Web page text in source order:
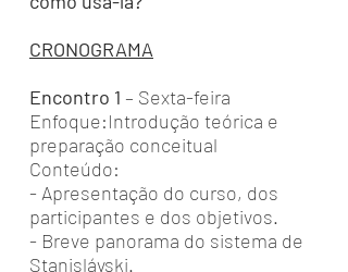
CRONOGRAMA
Encontro 1 – Sexta-feira
Enfoque:Introdução teórica e
preparação conceitual
Conteúdo:
- Apresentação do curso, dos
participantes e dos objetivos.
- Breve panorama do sistema de
Stanislávski.